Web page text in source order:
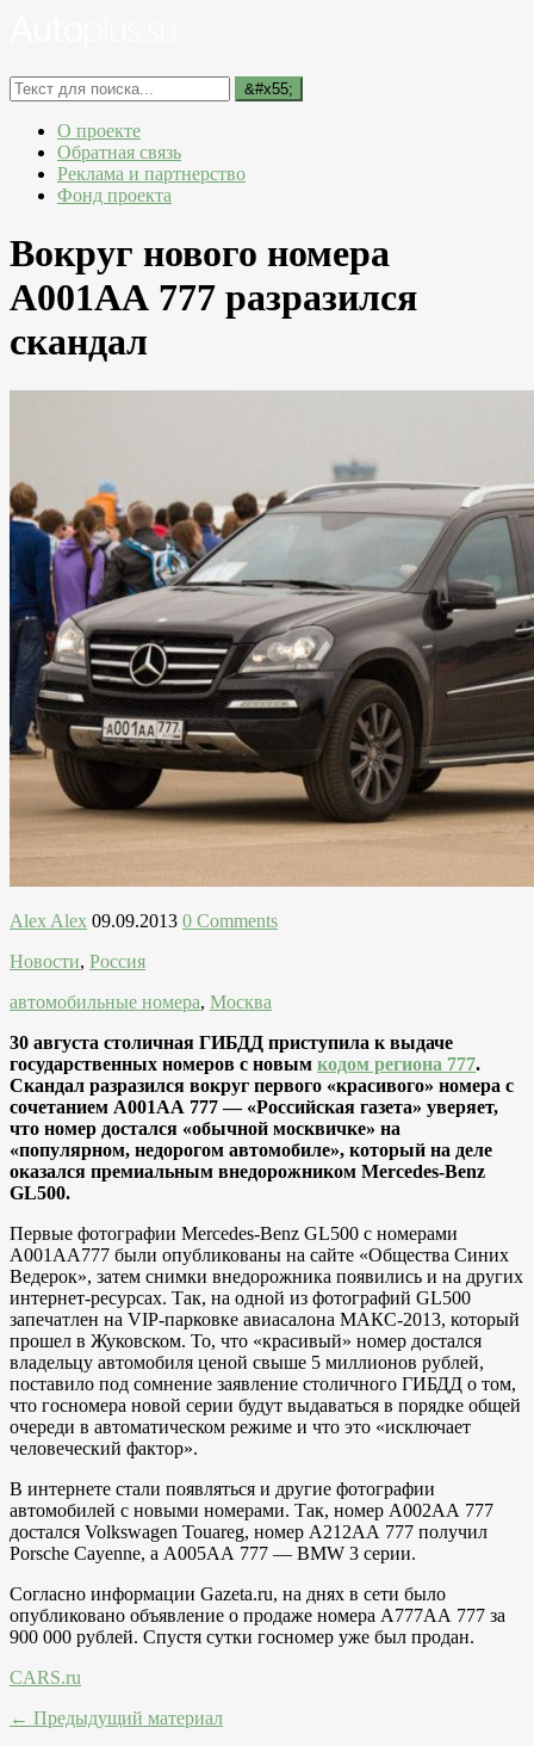
О проекте
Обратная связь
Реклама и партнерство
Фонд проекта
Вокруг нового номера
А001АА 777 разразился
скандал
Alex Alex 09.09.2013 0 Comments
Новости, Россия
автомобильные номера, Москва
30 августа столичная ГИБДД приступила к выдаче
государственных номеров с новым кодом региона 777.
Скандал разразился вокруг первого «красивого» номера с
сочетанием А001АА 777 — «Российская газета» уверяет,
что номер достался «обычной москвичке» на
«популярном, недорогом автомобиле», который на деле
оказался премиальным внедорожником Mercedes-Benz
GL500.
Первые фотографии Mercedes-Benz GL500 с номерами
А001АА777 были опубликованы на сайте «Общества Синих
Ведерок», затем снимки внедорожника появились и на других
интернет-ресурсах. Так, на одной из фотографий GL500
запечатлен на VIP-парковке авиасалона МАКС-2013, который
прошел в Жуковском. То, что «красивый» номер достался
владельцу автомобиля ценой свыше 5 миллионов рублей,
поставило под сомнение заявление столичного ГИБДД о том,
что госномера новой серии будут выдаваться в порядке общей
очереди в автоматическом режиме и что это «исключает
человеческий фактор».
В интернете стали появляться и другие фотографии
автомобилей с новыми номерами. Так, номер А002АА 777
достался Volkswagen Touareg, номер А212АА 777 получил
Porsche Cayenne, а А005АА 777 — BMW 3 серии.
Согласно информации Gazeta.ru, на днях в сети было
опубликовано объявление о продаже номера А777АА 777 за
900 000 рублей. Спустя сутки госномер уже был продан.
CARS.ru
← Предыдущий материал